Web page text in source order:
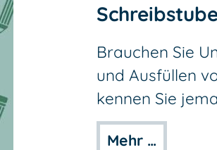
Brauchen Sie
und Ausfüllen
kennen Sie
Mehr …